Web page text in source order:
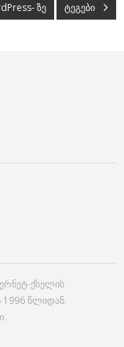
ზე ტეგები
ქსელის
1996 წლიდან.